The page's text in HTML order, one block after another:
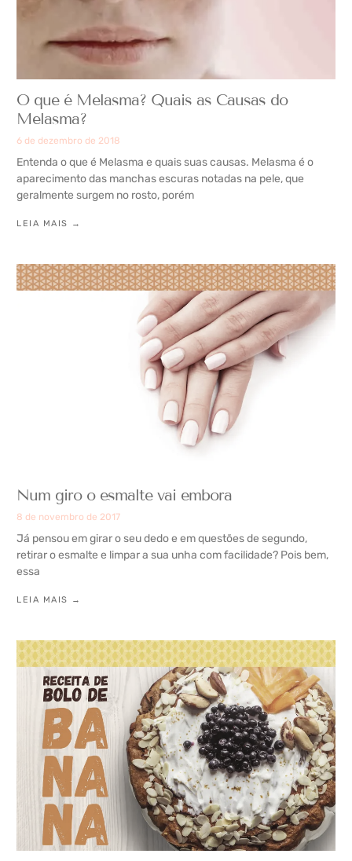
O que é Melasma? Quais as Causas do
Melasma?
6 de dezembro de 2018
Entenda o que é Melasma e quais suas causas. Melasma é o
aparecimento das manchas escuras notadas na pele, que
geralmente surgem no rosto, porém
LEIA MAIS →
Num giro o esmalte vai embora
8 de novembro de 2017
Já pensou em girar o seu dedo e em questões de segundo,
retirar o esmalte e limpar a sua unha com facilidade? Pois bem,
essa
LEIA MAIS →